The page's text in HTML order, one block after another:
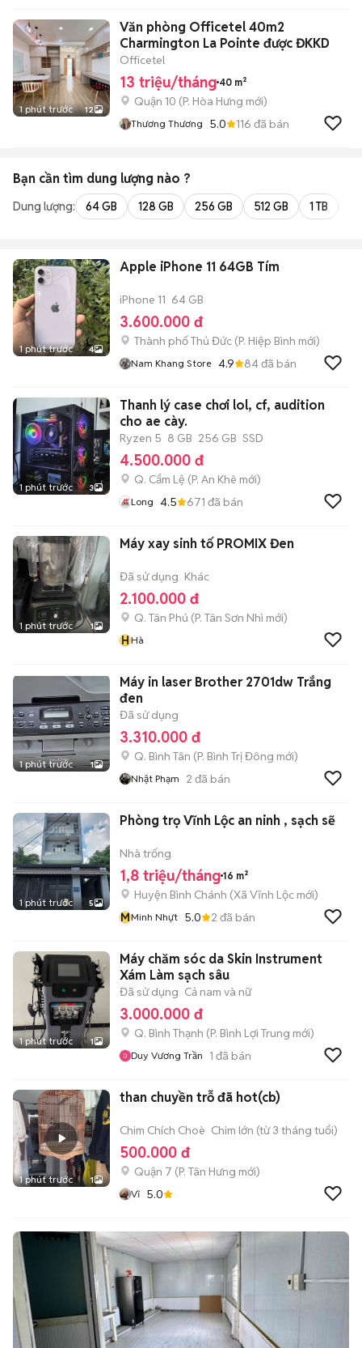
1 phút trước 12
Văn phòng Officetel 40m2
Charmington La Pointe được ĐKKD
Officetel
13 triệu/tháng 40 m²
Quận 10 (P. Hòa Hưng mới)
Thương Thương 5.0 116 đã bán
Bạn cần tìm dung lượng nào ?
Dung lượng: 64 GB 128 GB 256 GB 512 GB 1 TB
1 phút trước 4
Apple iPhone 11 64GB Tím
iPhone 11 64 GB
3.600.000 đ
Thành phố Thủ Đức (P. Hiệp Bình mới)
Nam Khang Store 4.9 84đã bán
1 phút trước 3
Thanh lý case chơi lol, cf, audition
cho ae cày.
Ryzen 5 8 GB 256 GB SSD
4.500.000 đ
Q. Cẩm Lệ (P. An Khê mới)
Long 4.5 671 đã bán
1 phút trước 1
Máy xay sinh tố PROMIX Đen
Đã sử dụng Khác
2.100.000 đ
Q. Tân Phú (P. Tân Sơn Nhì mới)
HHà
1 phút trước 1
Máy in laser Brother 2701dw Trắng
đen
Đã sử dụng
3.310.000 đ
Q. Bình Tân (P. Bình Trị Đông mới)
Nhật Phạm 2 đã bán
1 phút trước 5
Phòng trọ Vĩnh Lộc an ninh , sạch sẽ
Nhà trống
1,8 triệu/tháng 16 m²
Huyện Bình Chánh (Xã Vĩnh Lộc mới)
MMinh Nhựt 5.0 2 đã bán
1 phút trước 1
Máy chăm sóc da Skin Instrument
Xám Làm sạch sâu
Đã sử dụng Cả nam và nữ
3.000.000 đ
Q. Bình Thạnh (P. Bình Lợi Trung mới)
Duy Vương Trần 1 đã bán
1 phút trước 1
than chuyền trỗ đã hot(cb)
Chim Chích Choè Chim lớn (từ 3 tháng tuổi)
500.000 đ
Quận 7 (P. Tân Hưng mới)
Vĩ 5.0